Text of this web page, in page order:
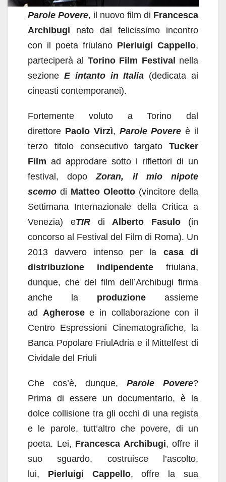
Parole Povere, il nuovo film di Francesca
Archibugi nato dal felicissimo incontro
con il poeta friulano Pierluigi Cappello,
parteciperà al Torino Film Festival
nella
sezione E intanto in Italia (dedicata ai
cineasti contemporanei).
Fortemente voluto a Torino dal
direttore Paolo Virzì, Parole Povereè il
terzo titolo consecutivo targato Tucker
Film ad approdare sotto i riflettori di un
festival, dopoZoran, il mio nipote
scemo di Matteo Oleotto (vincitore della
Settimana Internazionale della Critica a
Venezia) eTIRdiAlberto Fasulo (in
concorso al Festival del Film di Roma). Un
2013 davvero intenso per la casa di
distribuzione indipendente friulana,
dunque, che del film dell’Archibugi firma
anche la produzione assieme
ad Agherosee in collaborazione con il
Centro Espressioni Cinematografiche, la
Banca Popolare FriulAdria e il Mittelfest di
Cividale del Friuli
Che cos’è, dunque, Parole Povere?
Prima di essere un documentario, è la
dolce collisione tra gli occhi di una regista
e le parole, tutt’altro che povere, di un
poeta. Lei, Francesca Archibugi, offre il
suo sguardo, costruisce l’ascolto,
lui, Pierluigi Cappello, offre la sua